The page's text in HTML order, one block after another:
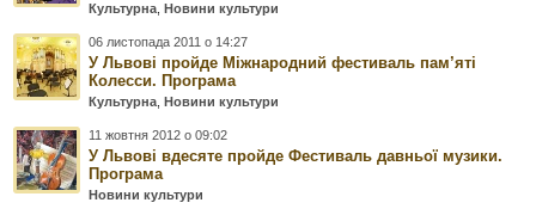
Культурна ,Новини культури
06 листопада 2011 о 14:27
У Львові пройде Міжнародний фестиваль пам’яті
Колесси. Програма
Культурна ,Новини культури
11 жовтня 2012 о 09:02
У Львові вдесяте пройде Фестиваль давньої музики.
Програма
Новини культури